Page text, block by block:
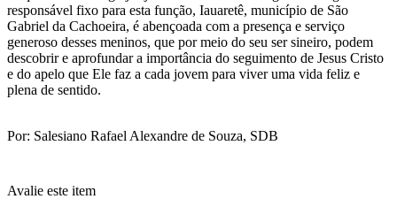
responsável fixo para esta função, Iauaretê, município de São
Gabriel da Cachoeira, é abençoada com a presença e serviço
generoso desses meninos, que por meio do seu ser sineiro, podem
descobrir e aprofundar a importância do seguimento de Jesus Cristo
e do apelo que Ele faz a cada jovem para viver uma vida feliz e
plena de sentido.
Por: Salesiano Rafael Alexandre de Souza, SDB
Avalie este item